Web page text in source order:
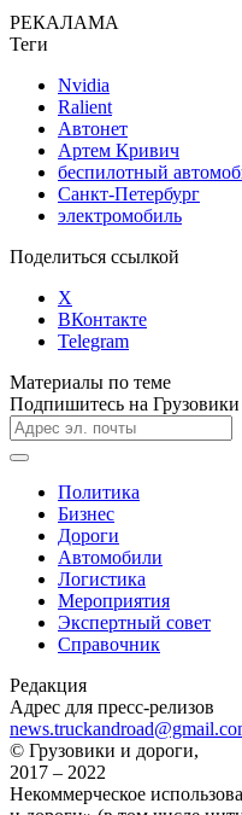
РЕКАЛАМА
Теги
Nvidia
Ralient
Автонет
Артем Кривич
беспилотный
Санкт-Петербург
электромобиль
Поделиться ссылкой
X
ВКонтакте
Telegram
Материалы по теме
Подпишитесь на
Политика
Бизнес
Дороги
Автомобили
Логистика
Мероприятия
Экспертный совет
Справочник
Редакция
Адрес для пресс-релизов
© Грузовики и дороги,
2017 – 2022
Некоммерческое